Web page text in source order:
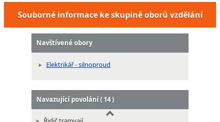
Souborné informace ke skupině oborů vzdělání
Navštívené obory
Elektrikář - silnoproud
Navazující povolání ( 14 )
Montér izolovaných vedení
Montér kabelových technologií pro silnoproud
Montér dobíjecích stanic pro elektromobily